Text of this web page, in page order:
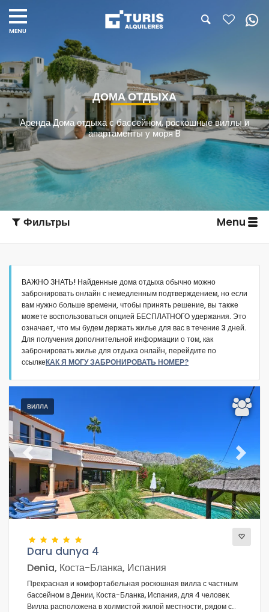
ДОМА ОТДЫХА
Аренда Дома отдыха с бассейном, роскошные виллы и
апартаменты у моря B
Фильтры Menu
Тип размещения
К-во чел
Спальни
Ванные комнаты
Популярные услуги
Условия
ВАЖНО ЗНАТЬ! Найденные дома отдыха обычно можно
забронировать онлайн с немедленным подтверждением, но если
вам нужно больше времени, чтобы принять решение, вы также
можете воспользоваться опцией БЕСПЛАТНОГО удержания. Это
означает, что мы будем держать жилье для вас в течение 3 дней.
Для получения дополнительной информации о том, как
забронировать жилье для отдыха онлайн, перейдите по
ссылкеКАК Я МОГУ ЗАБРОНИРОВАТЬ НОМЕР?
ВИЛЛА
Previous Next
Daru dunya 4
Denia, Коста-Бланка, Испания
Прекрасная и комфортабельная роскошная вилла с частным
бассейном в Дении, Коста-Бланка, Испания, для 4 человек.
Вилла расположена в холмистой жилой местности, рядом с